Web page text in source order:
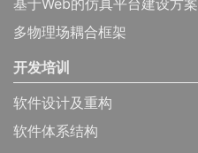
基于Web的仿真平台建设方案
多物理场耦合框架
开发培训
软件设计及重构
软件体系结构